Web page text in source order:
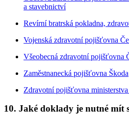
a stavebnictví
Revírní bratrská pokladna,
Vojenská zdravotní pojišťovna
Všeobecná zdravotní pojišťovna
Zaměstnanecká pojišťovna Škoda
Zdravotní pojišťovna
10. Jaké doklady je nutné mít